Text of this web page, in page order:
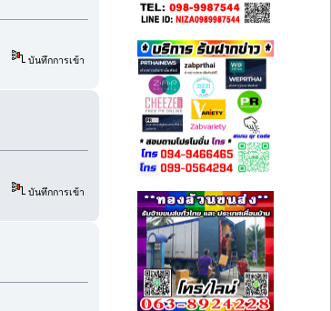
บันทึกการเข้า
บันทึกการเข้า